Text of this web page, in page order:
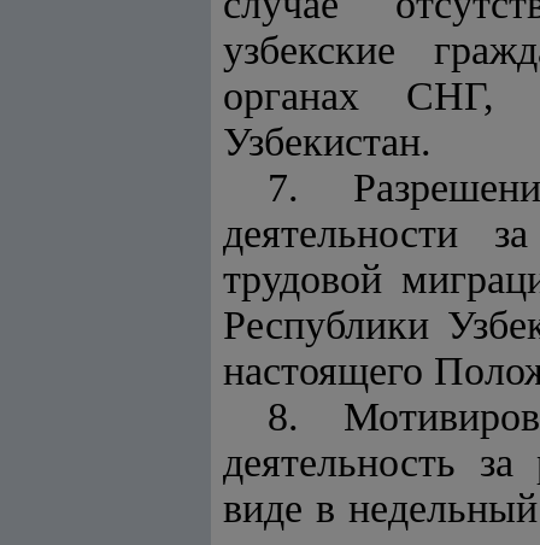
узбекские
органах СНГ,
Узбекистан.
7.
деятельности
трудовой
Республики
настоящего
8.
деятельность
виде в